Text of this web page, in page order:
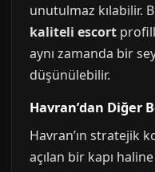
unutulmaz kılabilir.
kaliteli escort
aynı zamanda bir
düşünülebilir.
Havran’dan Diğer
Havran’ın stratejik
açılan bir kapı